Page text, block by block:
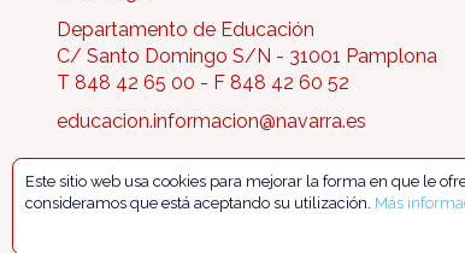
Departamento de Educación
C/ Santo Domingo S/N - 31001 Pamplona
T 848 42 65 00 - F 848 42 60 52
educacion.informacion@navarra.es
Este sitio web usa cookies para mejorar la forma en que le
consideramos que está aceptando su utilización. Más